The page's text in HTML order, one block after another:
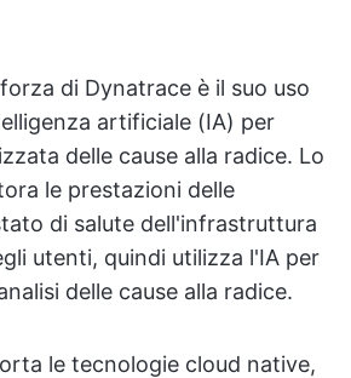
di Dynatrace è il suo uso
artificiale (IA) per
delle cause alla radice. Lo
le prestazioni delle
di salute dell'infrastruttura
utenti, quindi utilizza l'IA per
delle cause alla radice.
le tecnologie cloud native,